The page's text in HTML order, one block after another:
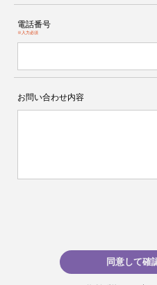
電話番号
※入力必須
お問い合わせ内容